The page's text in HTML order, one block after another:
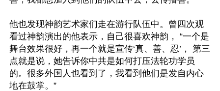
他也发现神韵艺术家们走在游行队伍中。曾四次观
看过神韵演出的他表示，自己很喜欢神韵， “一个是
舞台效果很好，再一个就是宣传‘真、善、忍’， 第三
点就是说，她告诉你中共是如何打压法轮功学员
的。很多外国人也看到了，我看到他们是发自内心
地在鼓掌。”